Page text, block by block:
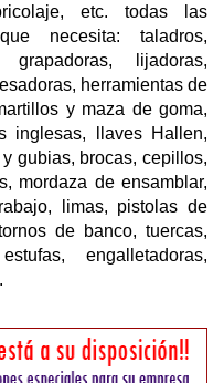
etc. todas las
necesita: taladros,
lijadoras,
herramientas de
y maza de goma,
inglesas, llaves Hallen,
gubias, brocas, cepillos,
mordaza de ensamblar,
limas, pistolas de
de banco, tuercas,
engalletadoras,